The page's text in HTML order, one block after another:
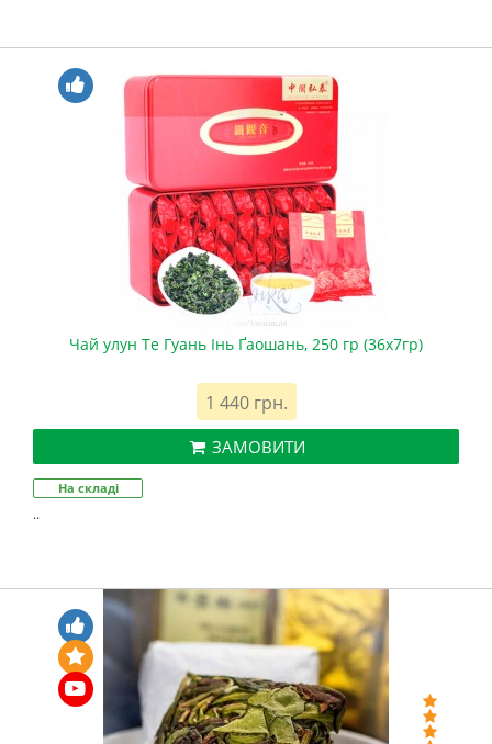
Чай улун Те Гуань Інь Ґаошань, 250 гр (36х7гр)
1 440 грн.
ЗАМОВИТИ
На складі
..